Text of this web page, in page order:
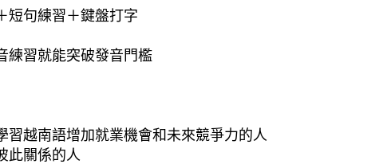
短句練習＋鍵盤打字
練習就能突破發音門檻
越南語增加就業機會和未來競爭力的人
此關係的人